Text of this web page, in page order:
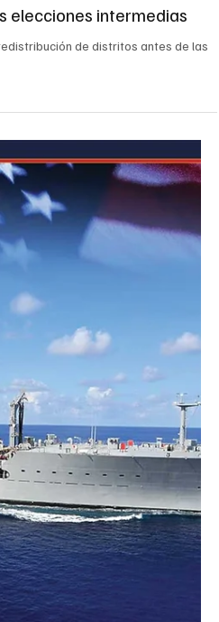
lectura
la redistribución de
intermedias
de distritos antes de las